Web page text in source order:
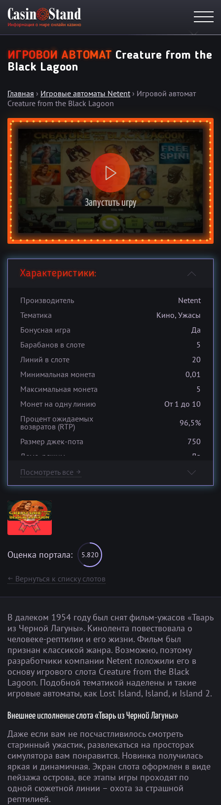
ИГРОВОЙ АВТОМАТ Creature from the
Black Lagoon
Главная › Игровые автоматы Netent› Игровой автомат
Creature from the Black Lagoon
Запустить игру
Характеристики:
Производитель
Netent
Тематика
Кино, Ужасы
Бонусная игра
Да
Барабанов в слоте
5
Линий в слоте
20
Минимальная монета
0,01
Максимальная монета
5
Монет на одну линию
От 1 до 10
Процент ожидаемых
возвратов (RTP)
96,5%
Размер джек-пота
750
Демо-режим
Да
Автоматическая игра
Да
Бесплатные вращения
Да
Дикий символ (Wild)
Разброс символов
(Scatter)
Мультипликатор
Игра на удвоение
Посмотреть все arrow_forward
Оценка портала: 5.820
keyboard_backspace Вернуться к списку слотов
В далеком 1954 году был снят фильм-ужасов «Тварь
из Черной Лагуны». Кинолента повествовала о
человеке-рептилии и его жизни. Фильм был
признан классикой жанра. Возможно, поэтому
разработчики компании Netent положили его в
основу игрового слота Creature from the Black
Lagoon. Подобной тематикой наделены и такие
игровые автоматы, как Lost Island, Island, и Island 2.
Внешнее исполнение слота «Тварь из Черной Лагуны»
Даже если вам не посчастливилось смотреть
старинный ужастик, развлекаться на просторах
симулятора вам понравится. Новинка получилась
яркая и динамичная. Экран слота оформлен в виде
пейзажа острова, все этапы игры проходят по
одной сюжетной линии – охота за страшной
рептилией.